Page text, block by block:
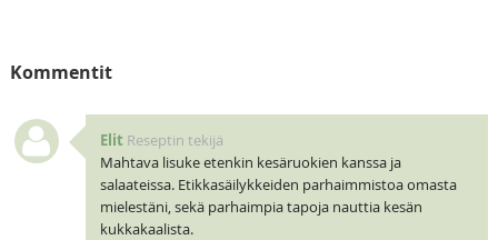
Kommentit
Elit Reseptin tekijä
Mahtava lisuke etenkin kesäruokien kanssa ja
salaateissa. Etikkasäilykkeiden parhaimmistoa omasta
mielestäni, sekä parhaimpia tapoja nauttia kesän
kukkakaalista.